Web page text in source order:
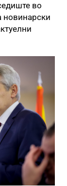
во
новинарски